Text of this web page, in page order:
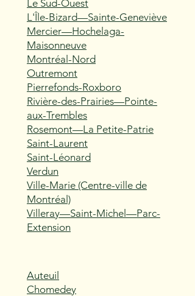
Le Sud-Ouest
L'Île-Bizard—Sainte-Geneviève
Mercier—Hochelaga-
Maisonneuve
Montréal-Nord
Outremont
Pierrefonds-Roxboro
Rivière-des-Prairies—Pointe-
aux-Trembles
Rosemont—La Petite-Patrie
Saint-Laurent
Saint-Léonard
Verdun
Ville-Marie (Centre-ville de
Montréal)
Villeray—Saint-Michel—Parc-
Extension
Auteuil
Chomedey